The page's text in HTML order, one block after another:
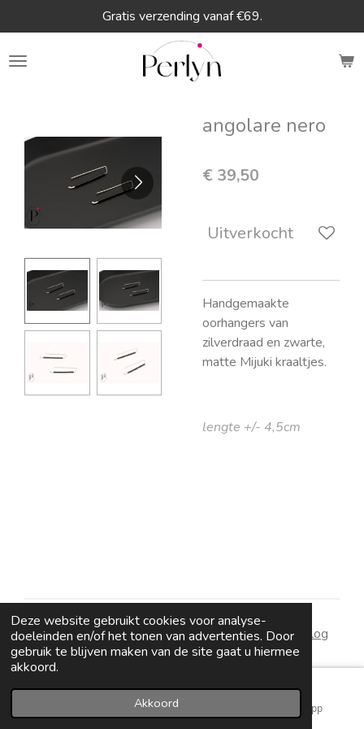
Deze website gebruikt cookies voor analyse-
doeleinden en/of het tonen van advertenties. Door
gebruik te blijven maken van de site gaat u hiermee
akkoord.
Akkoord
direct
naar
Gratis verzending vanaf €69.
angolare nero
€ 39,50
Uitverkocht
Handgemaakte
oorhangers van
zilverdraad en zwarte,
matte Mijuki kraaltjes.
lengte +/- 4,5cm
algemene voorwaarden|wie zijn wij|contact| blog
Instagram WhatsApp